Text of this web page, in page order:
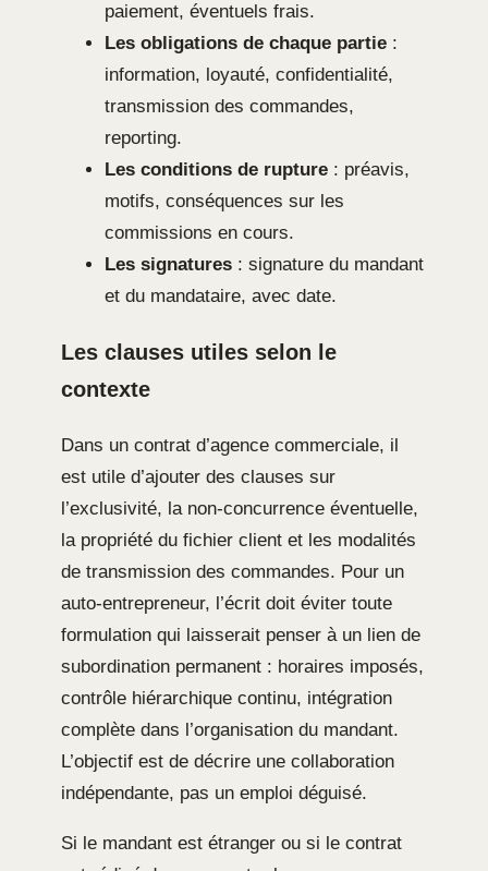
paiement, éventuels frais.
Les obligations de chaque partie :
information, loyauté, confidentialité,
transmission des commandes,
reporting.
Les conditions de rupture : préavis,
motifs, conséquences sur les
commissions en cours.
Les signatures : signature du mandant
et du mandataire, avec date.
Les clauses utiles selon le
contexte
Dans un contrat d’agence commerciale, il
est utile d’ajouter des clauses sur
l’exclusivité, la non-concurrence éventuelle,
la propriété du fichier client et les modalités
de transmission des commandes. Pour un
auto-entrepreneur, l’écrit doit éviter toute
formulation qui laisserait penser à un lien de
subordination permanent : horaires imposés,
contrôle hiérarchique continu, intégration
complète dans l’organisation du mandant.
L’objectif est de décrire une collaboration
indépendante, pas un emploi déguisé.
Si le mandant est étranger ou si le contrat